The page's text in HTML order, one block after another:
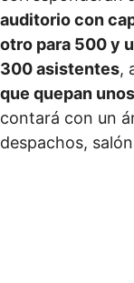
auditorio con
otro para 500 y
300 asistentes,
que quepan
contará con un
despachos,